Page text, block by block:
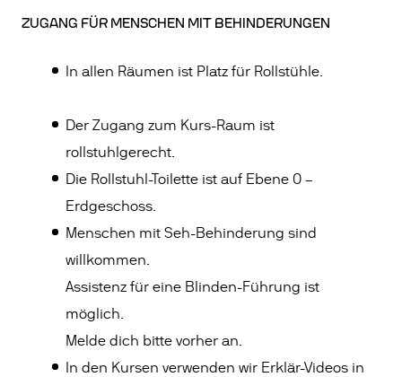
ZUGANG FÜR MENSCHEN MIT BEHINDERUNGEN
In allen Räumen ist Platz für Rollstühle.
Der Zugang zum Kurs-Raum ist
rollstuhlgerecht.
Die Rollstuhl-Toilette ist auf Ebene 0 –
Erdgeschoss.
Menschen mit Seh-Behinderung sind
willkommen.
Assistenz für eine Blinden-Führung ist
möglich.
Melde dich bitte vorher an.
In den Kursen verwenden wir Erklär-Videos in